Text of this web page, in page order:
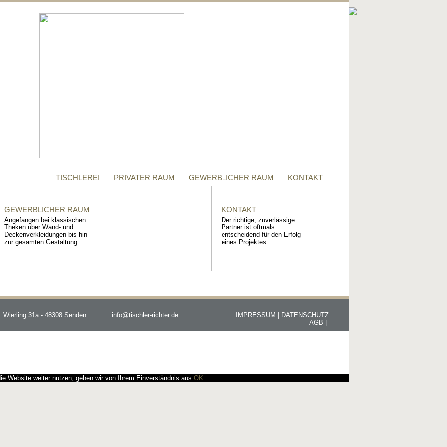
TISCHLEREI PRIVATER RAUM GEWERBLICHER RAUM KONTAKT
GEWERBLICHER RAUM
Angefangen bei klassischen
Theken über Wand- und
Deckenverkleidungen bis hin
zur gesamten Gestaltung.
KONTAKT
Der richtige, zuverlässige
Partner ist oftmals
entscheidend für den Erfolg
eines Projektes.
Wierling 31a - 48308 Senden info@tischler-richter.de DATENSCHUTZ
IMPRESSUM |
AGB |
Website weiter nutzen, gehen wir von Ihrem Einverständnis aus.OK